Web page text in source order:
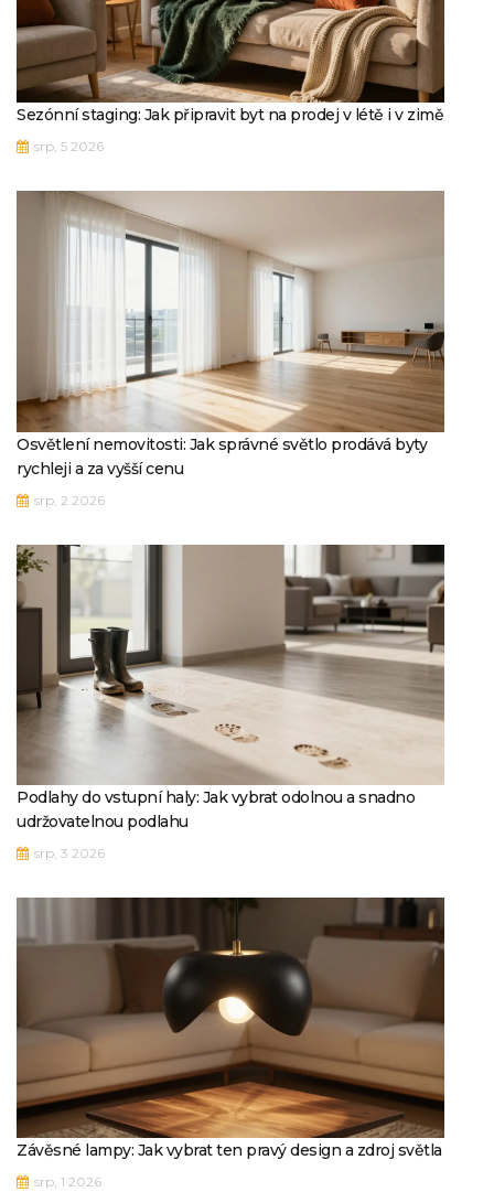
Sezónní staging: Jak připravit byt na prodej v létě i v zimě
srp, 5 2026
Osvětlení nemovitosti: Jak správné světlo prodává byty
rychleji a za vyšší cenu
srp, 2 2026
Podlahy do vstupní haly: Jak vybrat odolnou a snadno
udržovatelnou podlahu
srp, 3 2026
Závěsné lampy: Jak vybrat ten pravý design a zdroj světla
srp, 1 2026